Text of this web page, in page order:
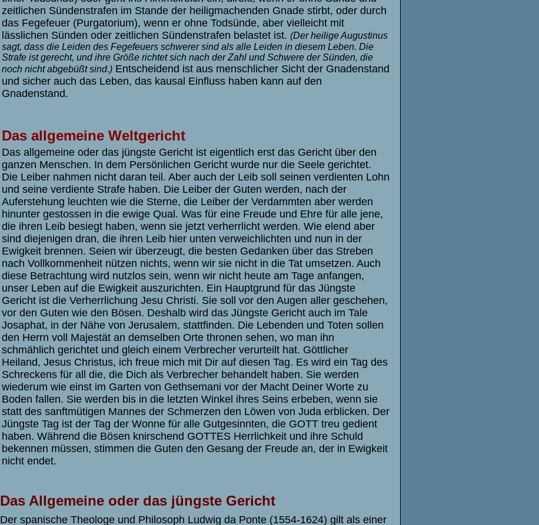
zeitlichen Sündenstrafen im Stande der heiligmachenden Gnade stirbt, oder durch
das Fegefeuer (Purgatorium), wenn er ohne Todsünde, aber vielleicht mit
lässlichen Sünden oder zeitlichen Sündenstrafen belastet ist. (Der heilige Augustinus
sagt, dass die Leiden des Fegefeuers schwerer sind als alle Leiden in diesem Leben. Die
Strafe ist gerecht, und ihre Größe richtet sich nach der Zahl und Schwere der Sünden, die
noch nicht abgebüßt sind.)Entscheidend ist aus menschlicher Sicht der Gnadenstand
und sicher auch das Leben, das kausal Einfluss haben kann auf den
Gnadenstand.
Das allgemeine Weltgericht
Das allgemeine oder das jüngste Gericht ist eigentlich erst das Gericht über den
ganzen Menschen. In dem Persönlichen Gericht wurde nur die Seele gerichtet.
Die Leiber nahmen nicht daran teil. Aber auch der Leib soll seinen verdienten Lohn
und seine verdiente Strafe haben. Die Leiber der Guten werden, nach der
Auferstehung leuchten wie die Sterne, die Leiber der Verdammten aber werden
hinunter gestossen in die ewige Qual. Was für eine Freude und Ehre für alle jene,
die ihren Leib besiegt haben, wenn sie jetzt verherrlicht werden. Wie elend aber
sind diejenigen dran, die ihren Leib hier unten verweichlichten und nun in der
Ewigkeit brennen. Seien wir überzeugt, die besten Gedanken über das Streben
nach Vollkommenheit nützen nichts, wenn wir sie nicht in die Tat umsetzen. Auch
diese Betrachtung wird nutzlos sein, wenn wir nicht heute am Tage anfangen,
unser Leben auf die Ewigkeit auszurichten. Ein Hauptgrund für das Jüngste
Gericht ist die Verherrlichung Jesu Christi. Sie soll vor den Augen aller geschehen,
vor den Guten wie den Bösen. Deshalb wird das Jüngste Gericht auch im Tale
Josaphat, in der Nähe von Jerusalem, stattfinden. Die Lebenden und Toten sollen
den Herrn voll Majestät an demselben Orte thronen sehen, wo man ihn
schmählich gerichtet und gleich einem Verbrecher verurteilt hat. Göttlicher
Heiland, Jesus Christus, ich freue mich mit Dir auf diesen Tag. Es wird ein Tag des
Schreckens für all die, die Dich als Verbrecher behandelt haben. Sie werden
wiederum wie einst im Garten von Gethsemani vor der Macht Deiner Worte zu
Boden fallen. Sie werden bis in die letzten Winkel ihres Seins erbeben, wenn sie
statt des sanftmütigen Mannes der Schmerzen den Löwen von Juda erblicken. Der
Jüngste Tag ist der Tag der Wonne für alle Gutgesinnten, die GOTT treu gedient
haben. Während die Bösen knirschend GOTTES Herrlichkeit und ihre Schuld
bekennen müssen, stimmen die Guten den Gesang der Freude an, der in Ewigkeit
nicht endet.
Das Allgemeine oder das jüngste Gericht
Der spanische Theologe und Philosoph Ludwig da Ponte (1554-1624) gilt als einer